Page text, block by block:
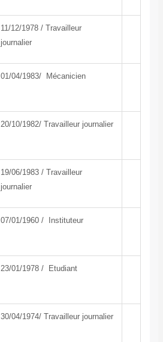
11/12/1978 / Travailleur
journalier
01/04/1983/ Mécanicien
20/10/1982/ Travailleur journalier
19/06/1983 / Travailleur
journalier
07/01/1960 / Instituteur
23/01/1978 / Etudiant
30/04/1974/ Travailleur journalier